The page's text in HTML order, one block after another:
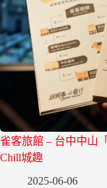
雀客旅館 – 台中中山
Chill城趣
2025-06-06